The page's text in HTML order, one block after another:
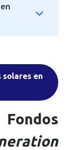
en